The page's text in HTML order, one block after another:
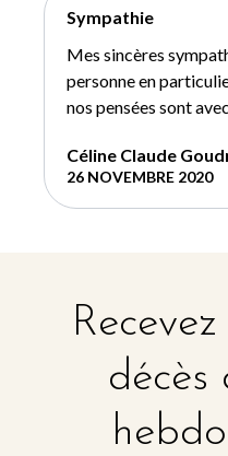
Sympathie
Mes sincères
personne en
nos pensées sont
Céline Claude
26 NOVEMBRE 2020
décès